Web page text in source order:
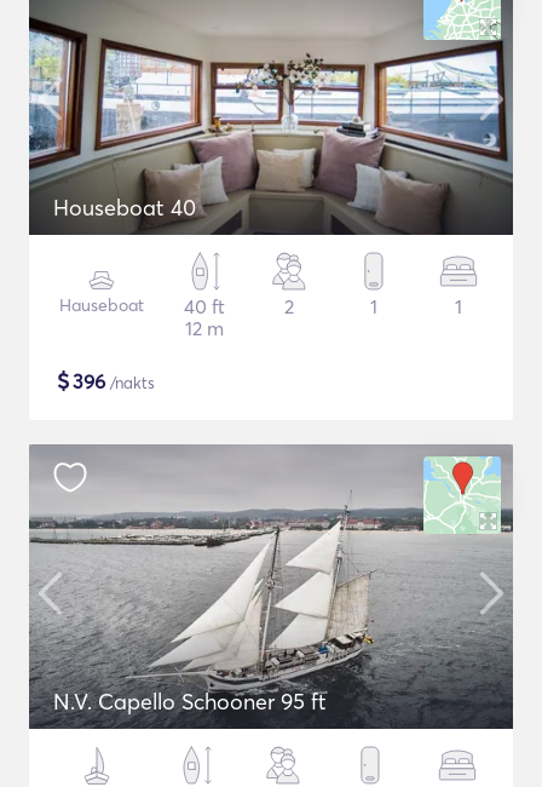
Houseboat 40
Hauseboat
40 ft
12 m
2 1 1
$396 /nakts
N.V. Capello Schooner 95 ft